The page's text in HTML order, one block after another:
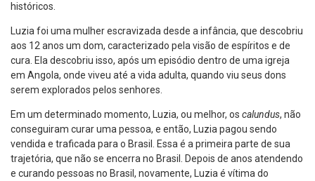
históricos.
Luzia foi uma mulher escravizada desde a infância, que descobriu
aos 12 anos um dom, caracterizado pela visão de espíritos e de
cura. Ela descobriu isso, após um episódio dentro de uma igreja
em Angola, onde viveu até a vida adulta, quando viu seus dons
serem explorados pelos senhores.
Em um determinado momento, Luzia, ou melhor, os calundus, não
conseguiram curar uma pessoa, e então, Luzia pagou sendo
vendida e traficada para o Brasil. Essa é a primeira parte de sua
trajetória, que não se encerra no Brasil. Depois de anos atendendo
e curando pessoas no Brasil, novamente, Luzia é vítima do